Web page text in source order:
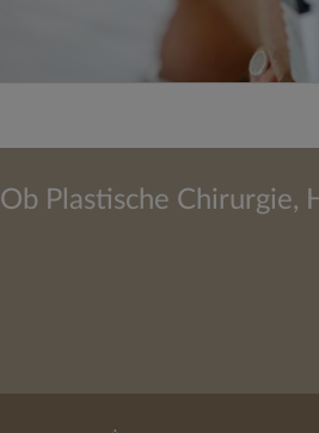
Ob Plastische Chirurgie,